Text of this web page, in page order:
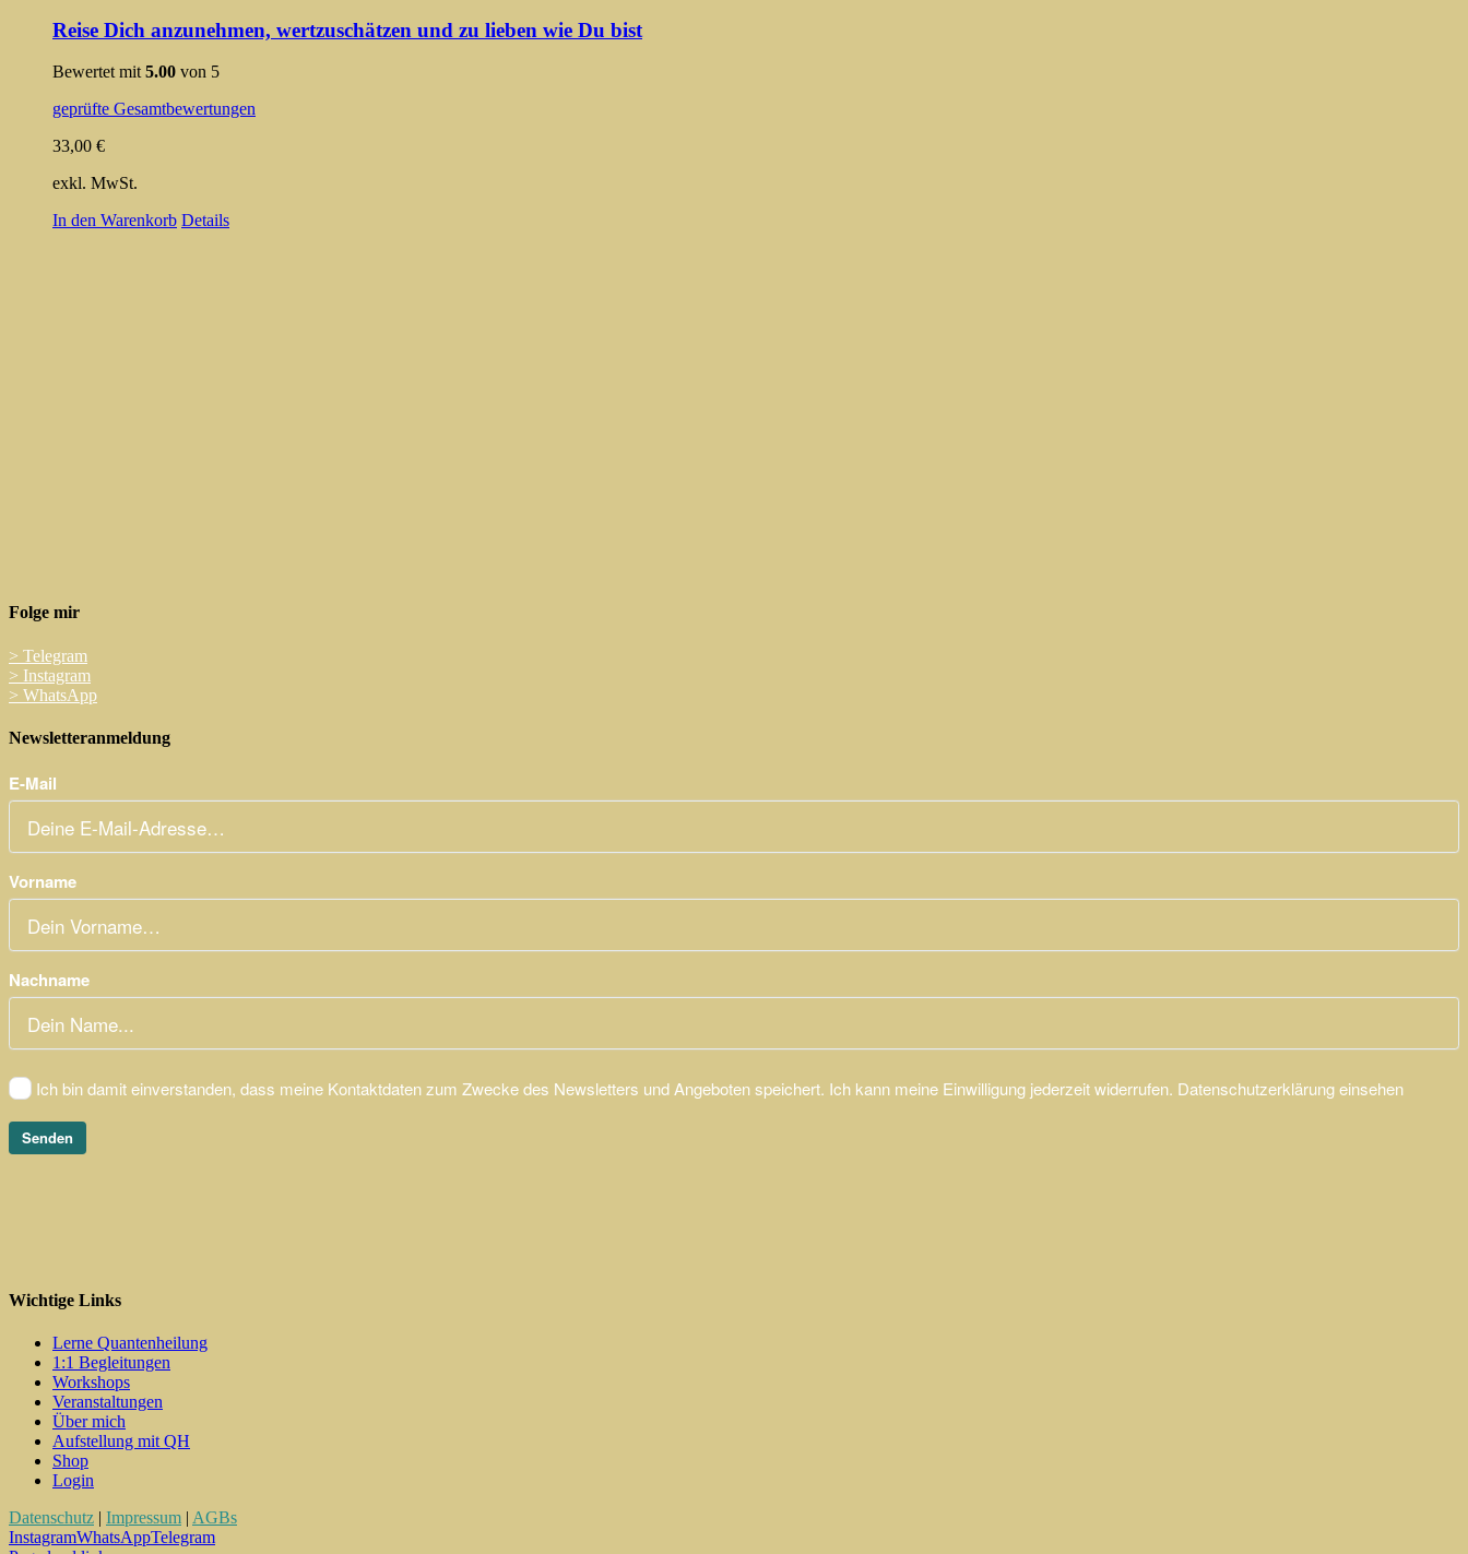
Reise Dich anzunehmen, wertzuschätzen und zu lieben wie Du bist
Bewertet mit5.00 von 5
geprüfte Gesamtbewertungen
33,00 €
exkl. MwSt.
In den Warenkorb Details
Folge mir
> Telegram
> Instagram
> WhatsApp
Newsletteranmeldung
Wichtige Links
Lerne Quantenheilung
1:1 Begleitungen
Workshops
Veranstaltungen
Über mich
Aufstellung mit QH
Shop
Login
Datenschutz | Impressum | AGBs
InstagramWhatsAppTelegram